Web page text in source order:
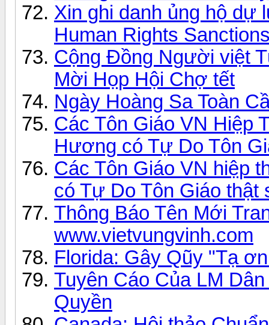
Xin ghi danh ủng hộ dự
Human Rights
Cộng Đồng Người việt
Mời Họp Hội Chợ tết
Ngày Hoàng Sa Toàn
Các Tôn Giáo VN Hiệp
Hương có Tự Do Tôn
Các Tôn Giáo VN hiệp
có Tự Do Tôn Giáo thật
Thông Báo Tên Mới
www.vietvungvinh.com
Florida: Gây Qũy "Tạ
Tuyên Cáo Của LM
Quyền